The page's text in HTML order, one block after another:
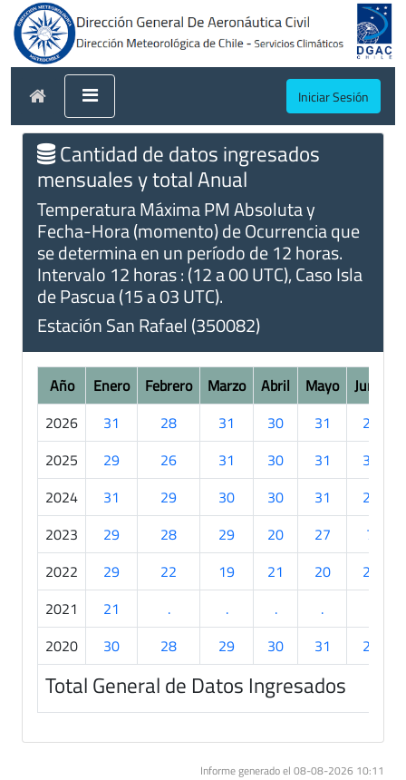
Iniciar Sesión
Cantidad de datos ingresados
mensuales y total Anual
Temperatura Máxima PM Absoluta y
Fecha-Hora (momento) de Ocurrencia que
se determina en un período de 12 horas.
Intervalo 12 horas : (12 a 00 UTC), Caso Isla
de Pascua (15 a 03 UTC).
Estación San Rafael (350082)
Año Enero Febrero Marzo Abril Mayo Junio
2026
31 28 31 30 31
20
2025
29 26 31 30 31
30
2024
31 29 30 30 31
21
2023
29 28 29 20 27
7
2022
29 22 19 21 20
22
2021
21 . . . .
2020
30 28 29 30 31 29
Total General de Datos Ingresados
Informe generado el 08-08-2026 10:11